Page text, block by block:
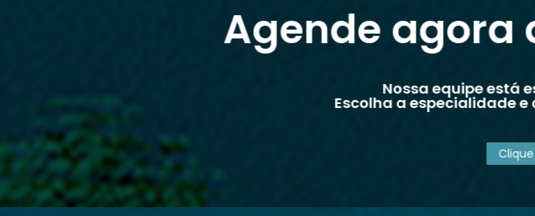
Agende agora
Nossa equipe está
Escolha a especialidade